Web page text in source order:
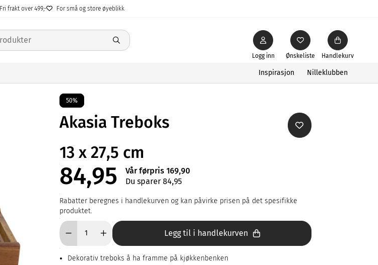
Fri frakt over 499,- For små og store øyeblikk
Ønskeliste
Logg inn Handlekurv
Inspirasjon Nilleklubben
50%
Akasia Treboks
13 x 27,5 cm
84,95
Vår førpris 169,90
Du sparer 84,95
Rabatter beregnes i handlekurven og kan påvirke prisen på det spesifikke
produktet.
Legg til i handlekurven
Dekorativ treboks å ha framme på kjøkkenbenken